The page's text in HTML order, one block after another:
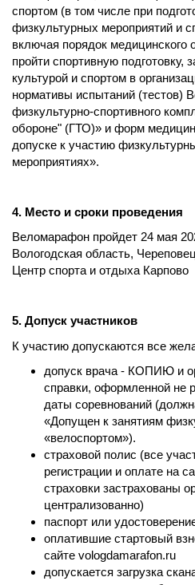
спортом (в том числе при
физкультурных мероприятий и
включая порядок
пройти спортивную подготовку,
культурой и спортом в
нормативы испытаний (тестов)
физкультурно-спортивного
обороне" (ГТО)» и форм
допуске к участию
мероприятиях».
4. Место и сроки проведения
Веломарафон пройдет 24 мая
Вологодская область,
Центр спорта и отдыха Карпово
5. Допуск участников
К участию допускаются все
допуск врача - КОПИЮ и
справки, оформленной не
даты соревнований
«Допущен к занятиям
«велоспортом»).
страховой полис (все
регистрации и оплате на
страховки застрахованы
централизованно)
паспорт или
оплатившие стартовый
сайте vologdamarafon.ru
допускается загрузка